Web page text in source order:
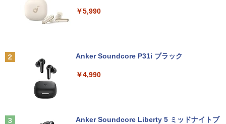
￥31,480
2
【エントリーでポイント10倍】 ノートパ
ソコン 中古 Bランク Win11 Pro カメラ i
リ 256GB SSD 13.3インチ 軽量ノートパ
￥34,800
古デスクトップパソコン PC
600/800 G2 SFF 第6世代 Corei7-6700
能 中古パソコン デスクトップ
送料無料！！【あきばお〜】モバイル モ
ータブル ディスプレイ HDMI【smtb-u】
￥1,650
ント 株式会社 Gakken検査 テスト 数字
￥5,990
Anker Soundcore P31i ブラック
￥4,990
Anker Soundcore Liberty 5 ミッドナイトブ